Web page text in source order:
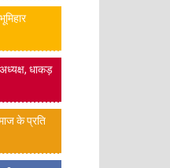
धाकड़
के प्रति